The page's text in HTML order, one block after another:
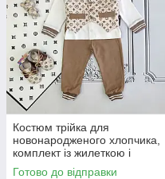
Костюм трійка для
новонародженого хлопчика,
комплект із жилеткою і
метеликом
Готово до відправки